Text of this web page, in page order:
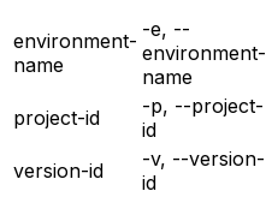
environment-
name
-e, --
environment-
name
project-id
-p, --project-
id
version-id
-v, --version-
id